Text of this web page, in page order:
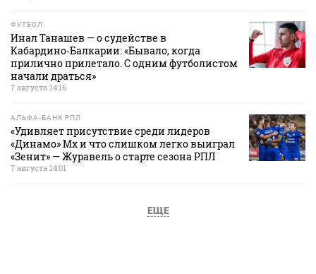
ФУТБОЛ
Инал Танашев — о судействе в
Кабардино‑Балкарии: «Бывало, когда
прилично прилетало. С одним футболистом
начали драться»
7 августа 14:16
АЛЬФА-БАНК РПЛ
«Удивляет присутствие среди лидеров
«Динамо» Мх и что слишком легко выиграл
«Зенит» — Журавель о старте сезона РПЛ
7 августа 14:01
ЕЩЕ